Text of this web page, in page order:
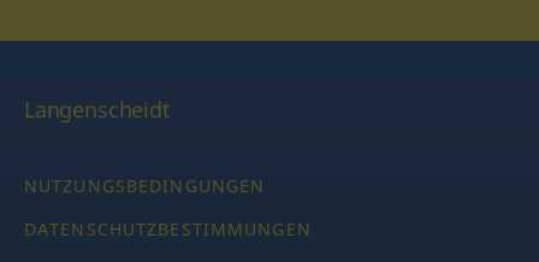
Langenscheidt
NUTZUNGSBEDINGUNGEN
DATENSCHUTZBESTIMMUNGEN